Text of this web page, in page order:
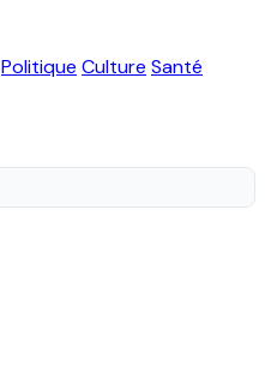
Politique Culture Santé